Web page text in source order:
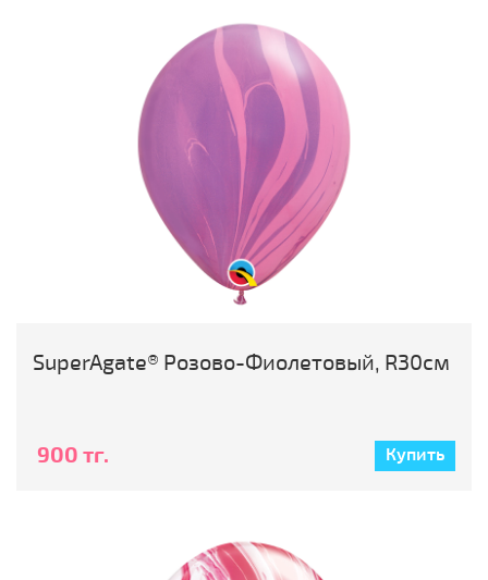
SuperAgate® Розово-Фиолетовый, R30см
900 тг. Купить